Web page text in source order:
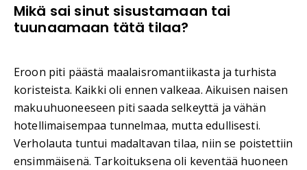
Mikä sai sinut sisustamaan tai
tuunaamaan tätä tilaa?
Eroon piti päästä maalaisromantiikasta ja turhista
koristeista. Kaikki oli ennen valkeaa. Aikuisen naisen
makuuhuoneeseen piti saada selkeyttä ja vähän
hotellimaisempaa tunnelmaa, mutta edullisesti.
Verholauta tuntui madaltavan tilaa, niin se poistettiin
ensimmäisenä. Tarkoituksena oli keventää huoneen